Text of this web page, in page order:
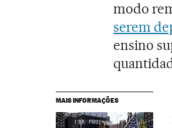
modo
serem
ensino
MAIS INFORMAÇÕES